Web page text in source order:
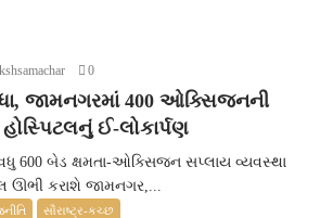
0
જામનગરમાં 400 ઓક્સિજનની
હોસ્પિટલનું ઈ-લોકાર્પણ
વધુ 600 બેડ ક્ષમતા-ઓક્સિજન સપ્લાય વ્યવસ્થા
ઊભી કરાશે જામનગર,...
સૌરાષ્ટ્ર-કચ્છ